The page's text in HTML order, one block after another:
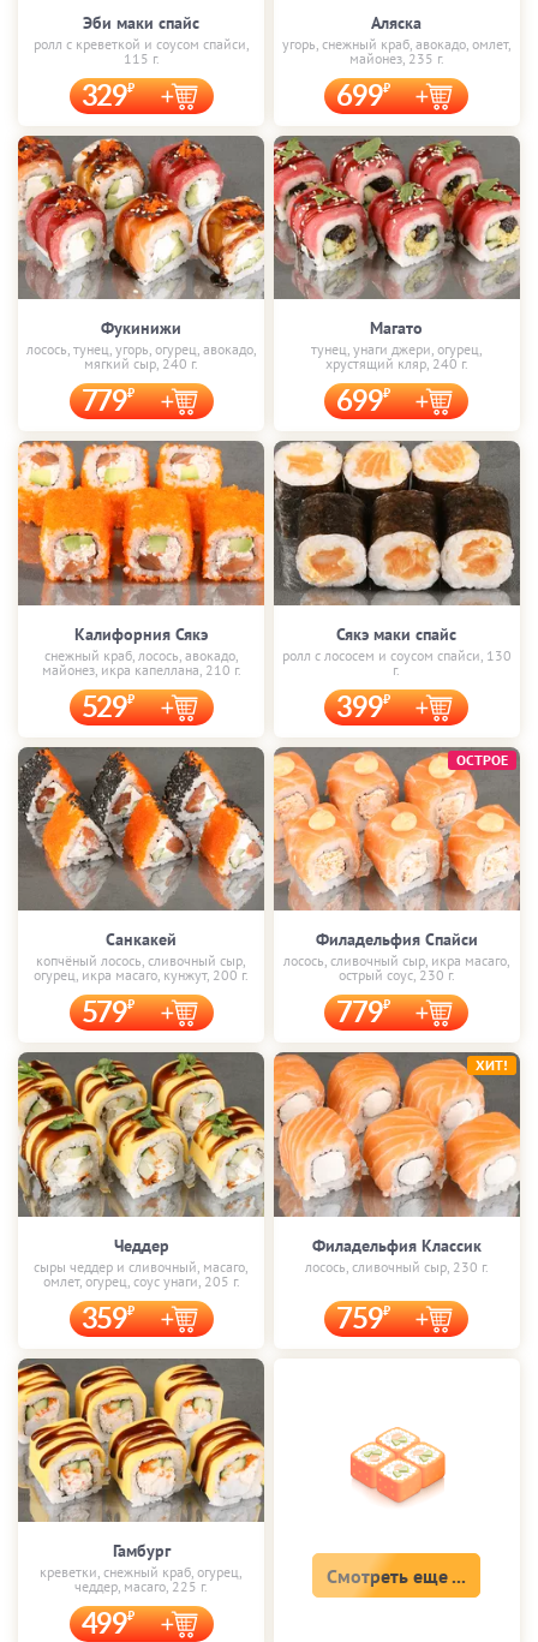
Эби маки спайс
ролл с креветкой и соусом спайси,
115 г.
329
Аляска
угорь, снежный краб, авокадо, омлет,
майонез, 235 г.
699
Фукинижи
лосось, тунец, угорь, огурец, авокадо,
мягкий сыр, 240 г.
779
Магато
тунец, унаги джери, огурец,
хрустящий кляр, 240 г.
699
Калифорния Сякэ
снежный краб, лосось, авокадо,
майонез, икра капеллана, 210 г.
529
Сякэ маки спайс
ролл с лососем и соусом спайси, 130
г.
399
Санкакей
копчёный лосось, сливочный сыр,
огурец, икра масаго, кунжут, 200 г.
579
Филадельфия Спайси
лосось, сливочный сыр, икра масаго,
острый соус, 230 г.
779
ОСТРОЕ
Чеддер
сыры чеддер и сливочный, масаго,
омлет, огурец, соус унаги, 205 г.
359
Филадельфия Классик
лосось, сливочный сыр, 230 г.
759
ХИТ!
Гамбург
креветки, снежный краб, огурец,
чеддер, масаго, 225 г.
499
Смотреть еще ...